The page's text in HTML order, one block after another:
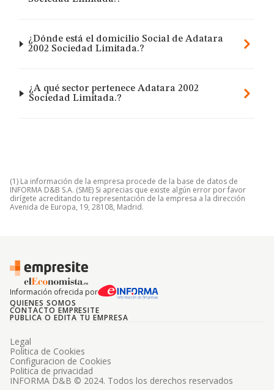
¿Dónde está el domicilio Social de Adatara
2002 Sociedad Limitada.?
¿A qué sector pertenece Adatara 2002
Sociedad Limitada.?
(1) La información de la empresa procede de la base de datos de
INFORMA D&B S.A. (SME) Si aprecias que existe algún error por favor
dirígete acreditando tu representación de la empresa a la dirección
Avenida de Europa, 19, 28108, Madrid.
Información ofrecida por
QUIENES SOMOS
CONTACTO EMPRESITE
PUBLICA O EDITA TU EMPRESA
INFORMA D&B © 2024. Todos los derechos reservados
Legal
Politica de Cookies
Configuracion de Cookies
Politica de privacidad